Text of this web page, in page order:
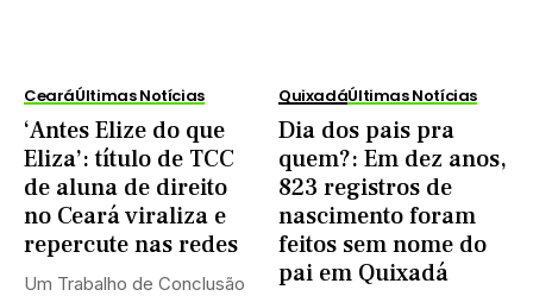
CearáÚltimas Notícias
‘Antes Elize do que
Eliza’: título de TCC
de aluna de direito
no Ceará viraliza e
repercute nas redes
Um Trabalho de Conclusão
QuixadáÚltimas Notícias
Dia dos pais pra
quem?: Em dez anos,
823 registros de
nascimento foram
feitos sem nome do
pai em Quixadá